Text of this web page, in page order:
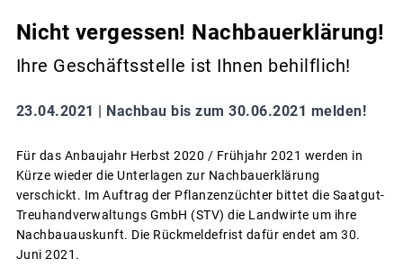
Nicht vergessen! Nachbauerklärung!
Ihre Geschäftsstelle ist Ihnen behilflich!
23.04.2021 | Nachbau bis zum 30.06.2021 melden!
Für das Anbaujahr Herbst 2020 / Frühjahr 2021 werden in
Kürze wieder die Unterlagen zur Nachbauerklärung
verschickt. Im Auftrag der Pflanzenzüchter bittet die Saatgut-
Treuhandverwaltungs GmbH (STV) die Landwirte um ihre
Nachbauauskunft. Die Rückmeldefrist dafür endet am 30.
Juni 2021.